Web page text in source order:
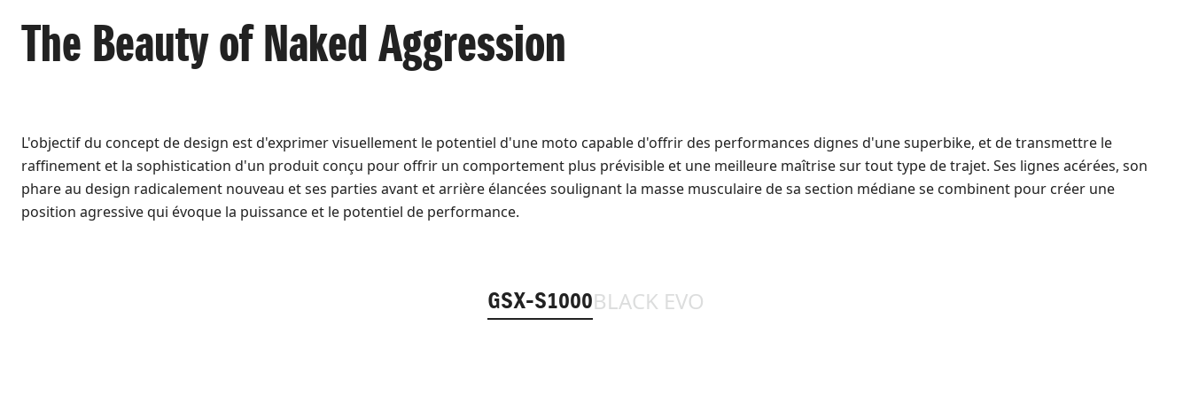
The Beauty of Naked Aggression
L'objectif du concept de design est d'exprimer visuellement le potentiel d'une moto capable d'offrir des performances dignes d'une superbike, et de transmettre le
raffinement et la sophistication d'un produit conçu pour offrir un comportement plus prévisible et une meilleure maîtrise sur tout type de trajet. Ses lignes acérées, son
phare au design radicalement nouveau et ses parties avant et arrière élancées soulignant la masse musculaire de sa section médiane se combinent pour créer une
position agressive qui évoque la puissance et le potentiel de performance.
GSX-S1000BLACK EVO